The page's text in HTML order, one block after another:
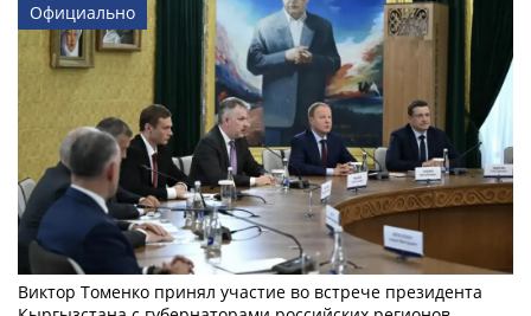
Официально
Виктор Томенко принял участие во встрече президента